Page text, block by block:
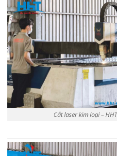
Cắt laser kim loại –